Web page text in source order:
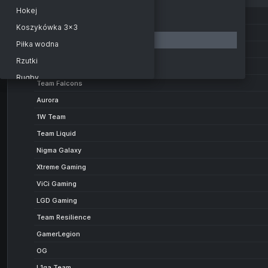
Team Yandex
BB Team
Team Spirit
Team Falcons
Aurora
1W Team
Team Liquid
Nigma Galaxy
Xtreme Gaming
ViCi Gaming
LGD Gaming
Team Resilience
GamerLegion
OG
United21
ESEA
Dota 2
Asgard Championship. Bo3
Berserk League
Hokej
Koszykówka 3x3
Piłka wodna
Rzutki
Rugby